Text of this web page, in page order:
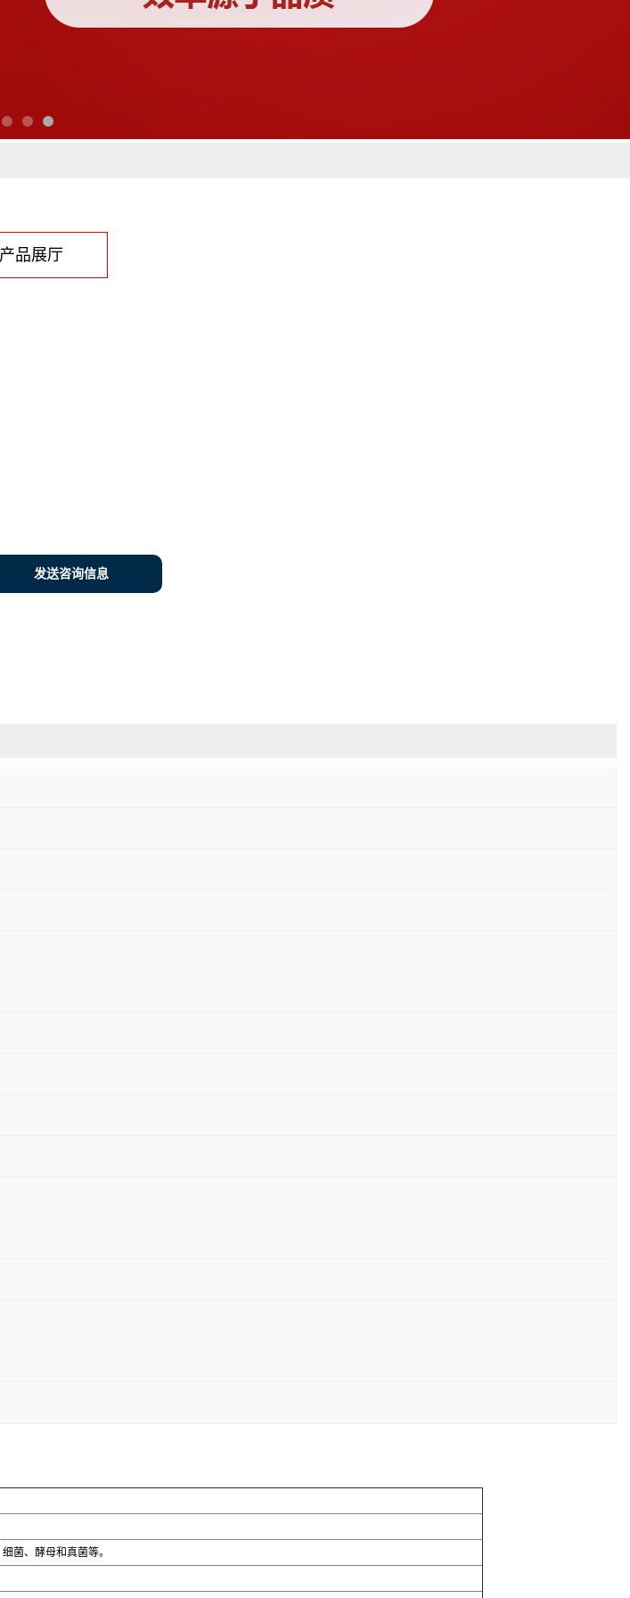
产品展厅
发送咨询信息
菌、酵母和真菌等。